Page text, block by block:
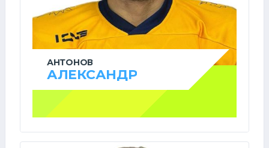
АНТОНОВ
АЛЕКСАНДР